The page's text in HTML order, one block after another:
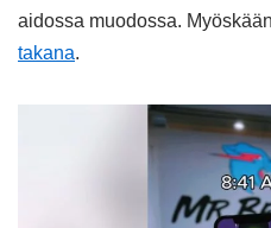
aidossa muodossa. Myöskään
takana.